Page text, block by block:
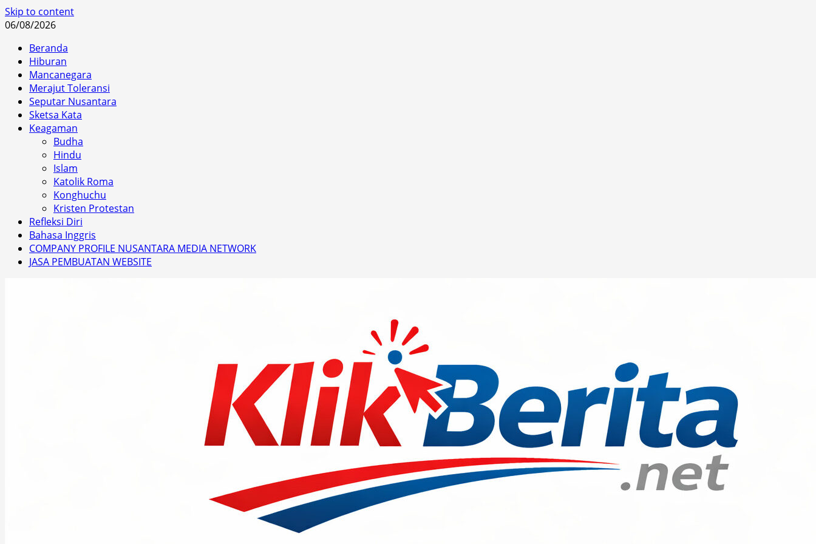
Skip to content
06/08/2026
Beranda
Hiburan
Mancanegara
Merajut Toleransi
Seputar Nusantara
Sketsa Kata
Keagaman
Budha
Hindu
Islam
Katolik Roma
Konghuchu
Kristen Protestan
Refleksi Diri
Bahasa Inggris
COMPANY PROFILE NUSANTARA MEDIA NETWORK
JASA PEMBUATAN WEBSITE